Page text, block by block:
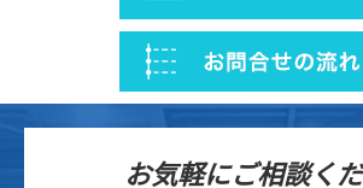
お気軽にご相談く